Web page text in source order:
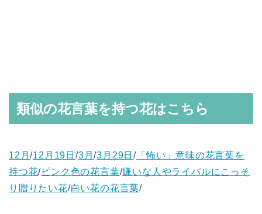
類似の花言葉を持つ花はこちら
12月/12月19日/3月/3月29日/ 「怖い」意味の花言葉を
持つ花/ピンク色の花言葉/嫌いな人やライバルにこっそ
り贈りたい花/白い花の花言葉/